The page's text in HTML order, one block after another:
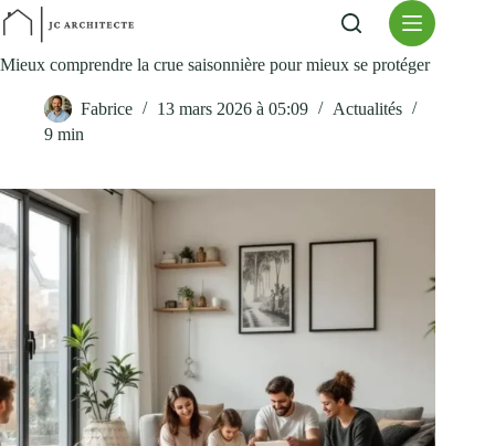
Passer
contenu
Mieux comprendre la crue saisonnière pour mieux se protéger
Fabrice 13 mars 2026 à 05:09
Actualités
9 min